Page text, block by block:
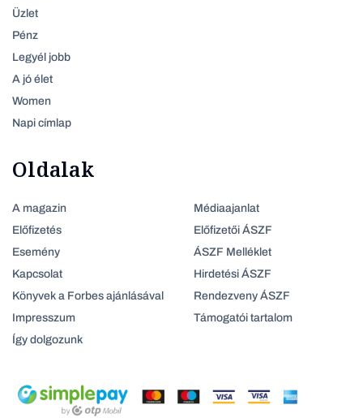
Üzlet
Pénz
Legyél jobb
A jó élet
Women
Napi címlap
Oldalak
A magazin
Előfizetés
Esemény
Kapcsolat
Könyvek a Forbes ajánlásával
Impresszum
Így dolgozunk
Médiaajanlat
Előfizetői ÁSZF
ÁSZF Melléklet
Hirdetési ÁSZF
Rendezveny ÁSZF
Támogatói tartalom